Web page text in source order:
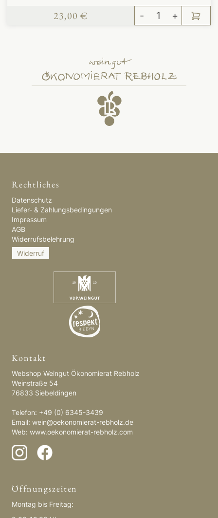
23,00 € - +
Rechtliches
Datenschutz
Liefer- & Zahlungsbedingungen
Impressum
AGB
Widerrufsbelehrung
Widerruf
Kontakt
Webshop Weingut Ökonomierat Rebholz
Weinstraße 54
76833 Siebeldingen
Telefon: +49 (0) 6345-3439
Email: wein@oekonomierat-rebholz.de
Web: www.oekonomierat-rebholz.com
Öffnungszeiten
Montag bis Freitag: